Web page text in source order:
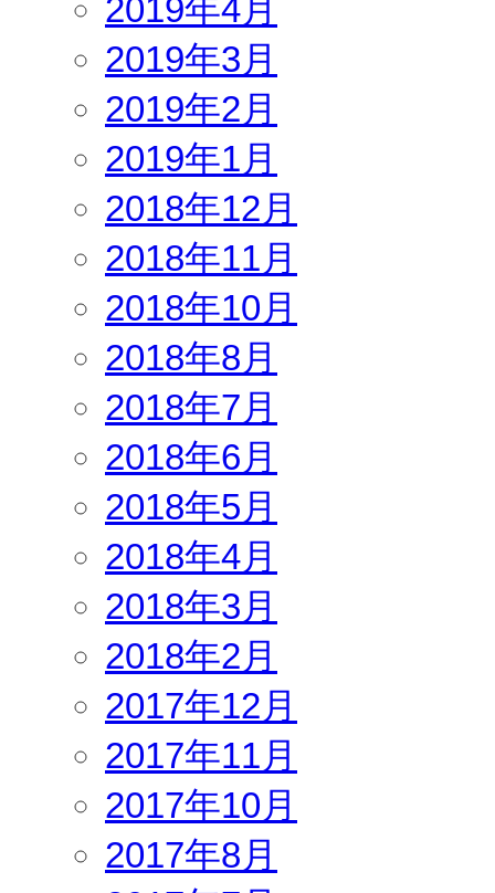
2019年4月
2019年3月
2019年2月
2019年1月
2018年12月
2018年11月
2018年10月
2018年8月
2018年7月
2018年6月
2018年5月
2018年4月
2018年3月
2018年2月
2017年12月
2017年11月
2017年10月
2017年8月